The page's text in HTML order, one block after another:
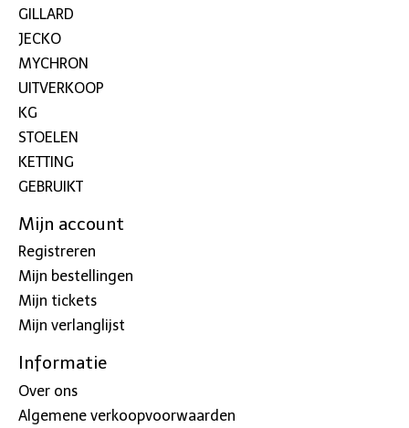
GILLARD
JECKO
MYCHRON
UITVERKOOP
KG
STOELEN
KETTING
GEBRUIKT
Mijn account
Registreren
Mijn bestellingen
Mijn tickets
Mijn verlanglijst
Informatie
Over ons
Algemene verkoopvoorwaarden